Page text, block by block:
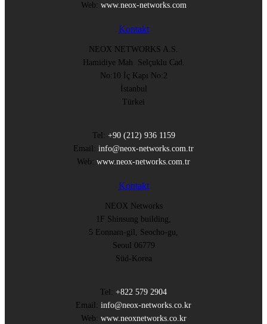
Web: www.neox-networks.com
Kontakt
NEOX NETWORKS A.S.
Hamidiye Mah. Selçuklu Cad.
No:10 İç Kapı No:2
İstanbul
Türkei
Tel: +90 (212) 936 1159
Email: info@neox-networks.com.tr
Web: www.neox-networks.com.tr
Kontakt
NEOX Networks
1F Shinsung building,
5 Eonnam-gil, Seocho-gu,
Seoul 06779
Süd-Korea
Tel: +822 579 2904
Email: info@neox-networks.co.kr
Web: www.neoxnetworks.co.kr